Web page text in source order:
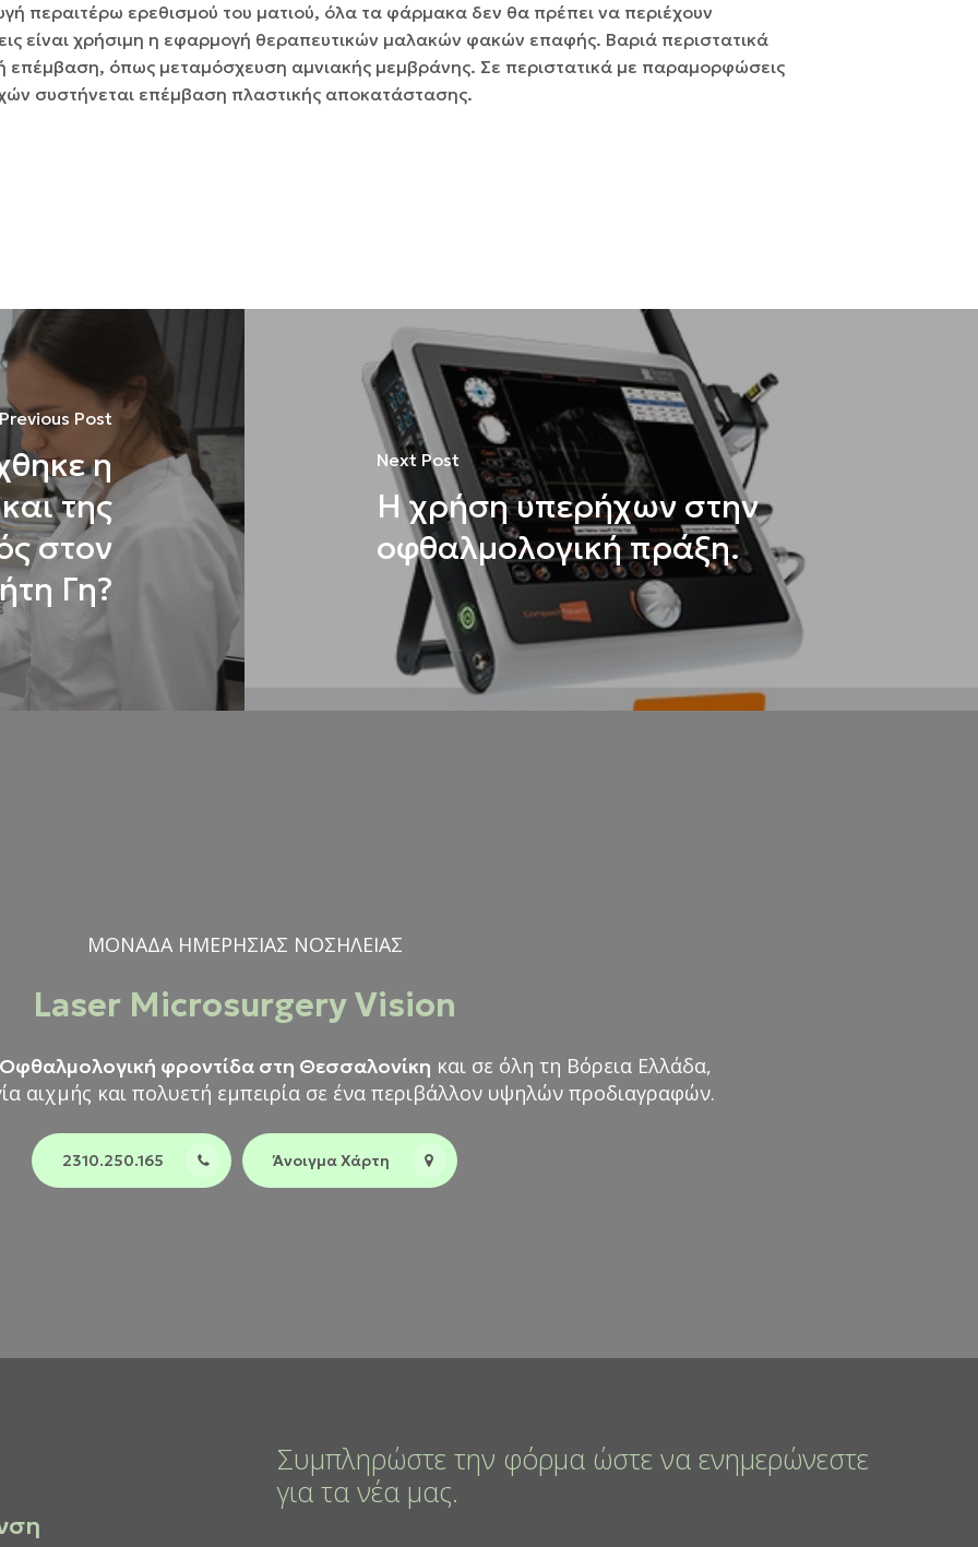
περαιτέρω ερεθισµού του µατιού, όλα τα φάρµακα δεν θα πρέπει να περιέχουν
είναι χρήσιµη η εφαρµογή θεραπευτικών µαλακών φακών επαφής. Βαριά περιστατικά
επέµβαση, όπως µεταµόσχευση αµνιακής µεµβράνης. Σε περιστατικά µε παραµορφώσεις
συστήνεται επέµβαση πλαστικής αποκατάστασης.
Previous Post
η
της
στον
Γη?
Next Post
Η χρήση υπερήχων στην
οφθαλμολογική πράξη.
ΜΟΝΑΔΑ ΗΜΕΡΗΣΙΑΣ ΝΟΣΗΛΕΙΑΣ
Laser Microsurgery Vision
Οφθαλμολογική φροντίδα στη Θεσσαλονίκη και σε όλη τη Βόρεια Ελλάδα,
αιχμής και πολυετή εμπειρία σε ένα περιβάλλον υψηλών προδιαγραφών.
2310.250.165 Άνοιγμα Χάρτη
Συμπληρώστε την φόρμα ώστε να ενημερώνεστε
για τα νέα μας.